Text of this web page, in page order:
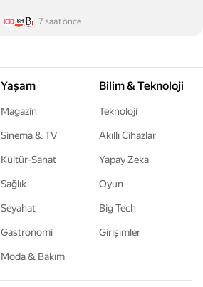
7 saat önce
Yaşam
Magazin
Sinema & TV
Kültür-Sanat
Sağlık
Seyahat
Gastronomi
Moda & Bakım
Bilim & Teknoloji
Teknoloji
Akıllı Cihazlar
Yapay Zeka
Oyun
Big Tech
Girişimler